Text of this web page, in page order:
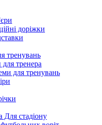
доріжки
тренувань
тренера
для тренувань
Для стадіону